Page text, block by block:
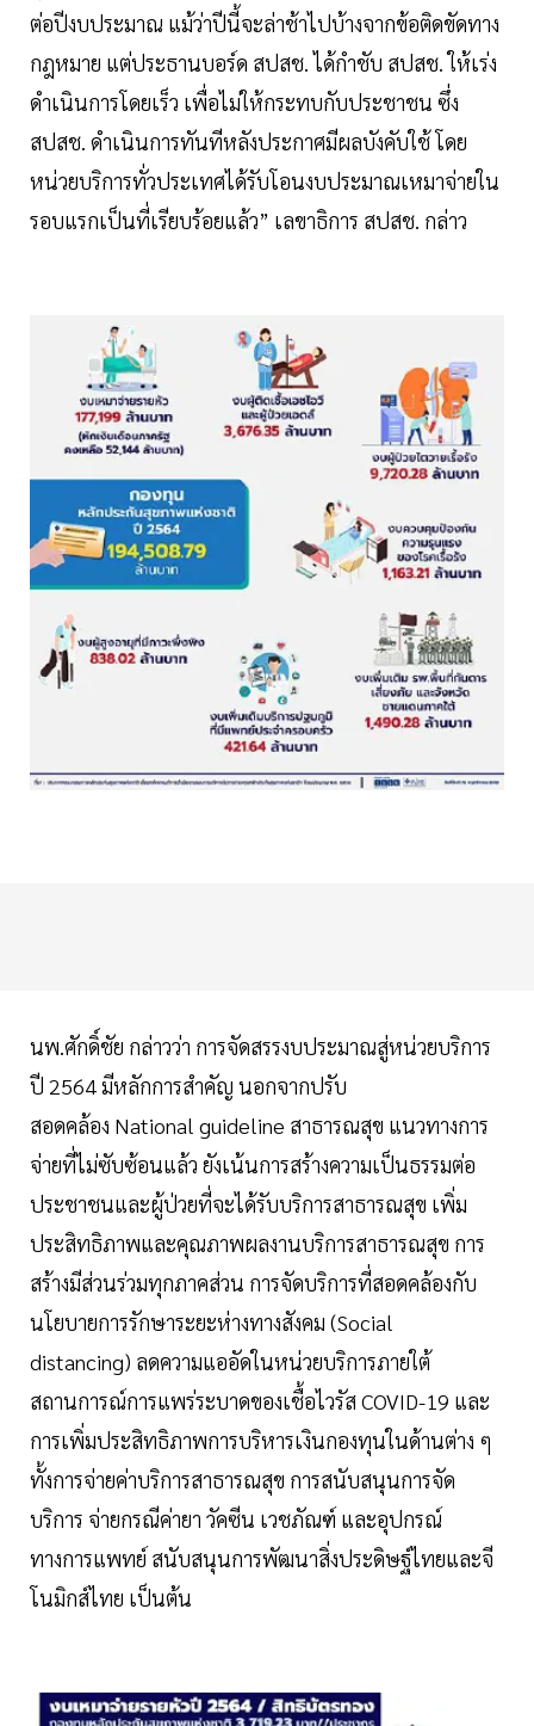
ต่อปีงบประมาณ แม้ว่าปีนี้จะล่าช้าไปบ้างจากข้อติดขัดทาง
กฎหมาย แต่ประธานบอร์ด สปสช. ได้กำชับ สปสช. ให้เร่ง
ดำเนินการโดยเร็ว เพื่อไม่ให้กระทบกับประชาชน ซึ่ง
สปสช. ดำเนินการทันทีหลังประกาศมีผลบังคับใช้ โดย
หน่วยบริการทั่วประเทศได้รับโอนงบประมาณเหมาจ่ายใน
รอบแรกเป็นที่เรียบร้อยแล้ว” เลขาธิการ สปสช. กล่าว
นพ.ศักดิ์ชัย กล่าวว่า การจัดสรรงบประมาณสู่หน่วยบริการ
ปี 2564 มีหลักการสำคัญ นอกจากปรับ
สอดคล้อง National guideline สาธารณสุข แนวทางการ
จ่ายที่ไม่ซับซ้อนแล้ว ยังเน้นการสร้างความเป็นธรรมต่อ
ประชาชนและผู้ป่วยที่จะได้รับบริการสาธารณสุข เพิ่ม
ประสิทธิภาพและคุณภาพผลงานบริการสาธารณสุข การ
สร้างมีส่วนร่วมทุกภาคส่วน การจัดบริการที่สอดคล้องกับ
นโยบายการรักษาระยะห่างทางสังคม (Social
distancing) ลดความแออัดในหน่วยบริการภายใต้
สถานการณ์การแพร่ระบาดของเชื้อไวรัส COVID-19 และ
การเพิ่มประสิทธิภาพการบริหารเงินกองทุนในด้านต่าง ๆ
ทั้งการจ่ายค่าบริการสาธารณสุข การสนับสนุนการจัด
บริการ จ่ายกรณีค่ายา วัคซีน เวชภัณฑ์ และอุปกรณ์
ทางการแพทย์ สนับสนุนการพัฒนาสิ่งประดิษฐ์ไทยและจี
โนมิกส์ไทย เป็นต้น